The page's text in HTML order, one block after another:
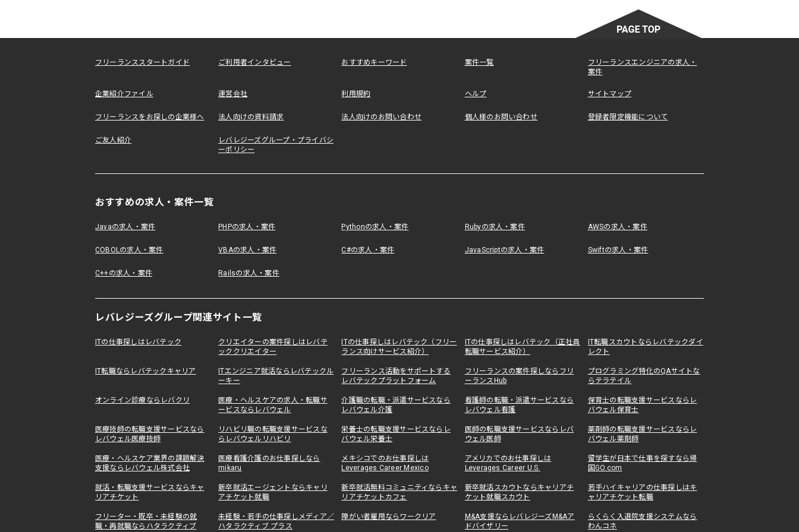
フリーランススタートガイド ご利用者インタビュー おすすめキーワード 案件一覧
フリーランスエンジニアの求人・
案件
企業紹介ファイル 運営会社 利用規約 ヘルプ サイトマップ
フリーランスをお探しの企業様へ 法人向けの資料請求 法人向けのお問い合わせ 個人様のお問い合わせ 登録者限定機能について
ご友人紹介
レバレジーズグループ・プライバシ
ーポリシー
おすすめの求人・案件一覧
Javaの求人・案件 PHPの求人・案件 Pythonの求人・案件 Rubyの求人・案件 AWSの求人・案件
COBOLの求人・案件 VBAの求人・案件 C#の求人・案件 JavaScriptの求人・案件 Swiftの求人・案件
C++の求人・案件 Railsの求人・案件
レバレジーズグループ関連サイト一覧
ITの仕事探しはレバテック
クリエイターの案件探しはレバテ
ッククリエイター
ITの仕事探しはレバテック（フリー
ランス向けサービス紹介）
ITの仕事探しはレバテック（正社員
転職サービス紹介）
IT転職スカウトならレバテックダイ
レクト
IT転職ならレバテックキャリア
ITエンジニア就活ならレバテックル
ーキー
フリーランス活動をサポートする
レバテックプラットフォーム
フリーランスの案件探しならフリ
ーランスHub
プログラミング特化のQAサイトな
らテラテイル
オンライン診療ならレバクリ
医療・ヘルスケアの求人・転職サ
ービスならレバウェル
介護職の転職・派遣サービスなら
レバウェル介護
看護師の転職・派遣サービスなら
レバウェル看護
保育士の転職支援サービスならレ
バウェル保育士
医療技師の転職支援サービスなら
レバウェル医療技師
リハビリ職の転職支援サービスな
らレバウェルリハビリ
栄養士の転職支援サービスならレ
バウェル栄養士
医師の転職支援サービスならレバ
ウェル医師
薬剤師の転職支援サービスならレ
バウェル薬剤師
医療・ヘルスケア業界の課題解決
支援ならレバウェル株式会社
医療看護介護のお仕事探しなら
mikaru
メキシコでのお仕事探しは
Leverages Career Mexico
アメリカでのお仕事探しは
Leverages Career U.S.
留学生が日本で仕事を探すなら帰
国GO.com
就活・転職支援サービスならキャ
リアチケット
新卒就活エージェントならキャリ
アチケット就職
新卒就活無料コミュニティならキャ
リアチケットカフェ
新卒就活スカウトならキャリアチ
ケット就職スカウト
若手ハイキャリアの仕事探しはキ
ャリアチケット転職
フリーター・既卒・未経験の就
職・再就職ならハタラクティブ
未経験・若手の仕事探しメディア／
ハタラクティブ プラス
障がい者雇用ならワークリア
M&A支援ならレバレジーズM&Aア
ドバイザリー
らくらく入退院支援システムなら
わんコネ